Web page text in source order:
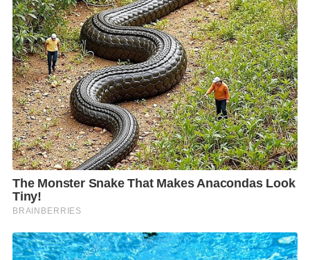
อย่างจริงจังตามคำแนะนำของคุณหมอ ทั้งด้าน
โภชนาการ การออกกำลังกาย และการปรับสมดุลร่างกาย
และจิตใจ จนกระทั่งเมื่อไม่นานมานี้ เธอกลับมาตรวจ
สุขภาพอีกครั้ง พบว่า สุขภาพร่างกายดีขึ้น รังไข่ตอบ
สนองต่อการรักษาดี แพทย์จึงแนะนำให้เริ่มกระบวนการ
ด้วยร่างกายที่แข็งแรง และคุณภาพไข่ที่ดีขึ้นจึงเป็นจุดเริ่ม
ต้นของการตั้งครรภ์ในครั้งนี้
แมทกล่าวขอบคุณ รศ. นพ.ภัทรภูมิ ที่ให้คำปรึกษาและ
ติดตามดูแลสุขภาพอย่างต่อเนื่อง พร้อมช่วยให้วางแผน
การมีลูกอย่างมีประสิทธิภาพ
รศ. นพ.ภัทรภูมิ โพธิ์พงษ์แพทย์ประจำ Gift Fertility
Centre Bangkok เป็นผู้เชี่ยวชาญด้านเวชศาสตร์การ